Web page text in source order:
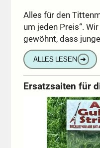
Alles für den
um jeden Preis“.
gewöhnt, dass
ALLES LESEN ➔
Ersatzsaiten für